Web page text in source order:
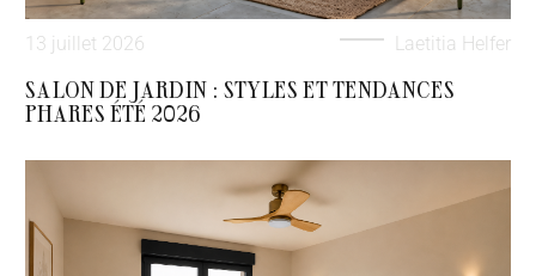
13 juillet 2026 Laetitia Helfer
SALON DE JARDIN : STYLES ET TENDANCES
PHARES ÉTÉ 2026